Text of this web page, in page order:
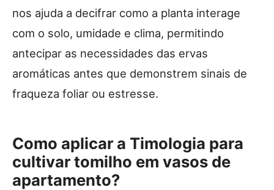
nos ajuda a decifrar como a planta interage
com o solo, umidade e clima, permitindo
antecipar as necessidades das ervas
aromáticas antes que demonstrem sinais de
fraqueza foliar ou estresse.
Como aplicar a Timologia para
cultivar tomilho em vasos de
apartamento?